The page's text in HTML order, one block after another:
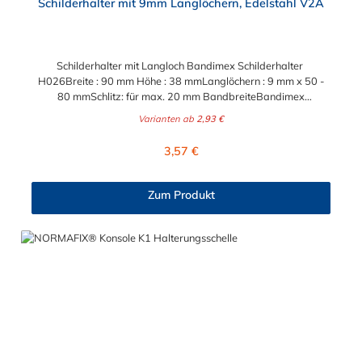
Schilderhalter mit 9mm Langlöchern, Edelstahl V2A
Schilderhalter mit Langloch Bandimex Schilderhalter
H026Breite : 90 mm Höhe : 38 mmLanglöchern : 9 mm x 50 -
80 mmSchlitz: für max. 20 mm BandbreiteBandimex
: 9 mm x 60 - 120 mm Schlitz: für max. 20 mm
mm Höhe : 38 mmLanglöchern : 9 mm x 115 - 175 mm Schlitz:
Varianten ab 2,93 €
Regulärer Preis:
3,57 €
Zum Produkt